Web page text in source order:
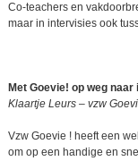
Co-teachers en
maar in intervisies ook
Met Goevie! op weg naar
Klaartje Leurs – vzw
Vzw Goevie ! heeft een
om op een handige en